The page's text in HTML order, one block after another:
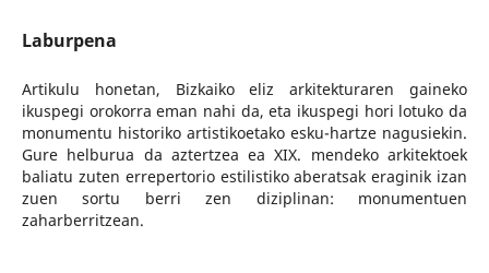
Laburpena
Artikulu honetan, Bizkaiko eliz arkitekturaren gaineko
ikuspegi orokorra eman nahi da, eta ikuspegi hori lotuko da
monumentu historiko artistikoetako esku-hartze nagusiekin.
Gure helburua da aztertzea ea XIX. mendeko arkitektoek
baliatu zuten errepertorio estilistiko aberatsak eraginik izan
zuen sortu berri zen diziplinan: monumentuen
zaharberritzean.